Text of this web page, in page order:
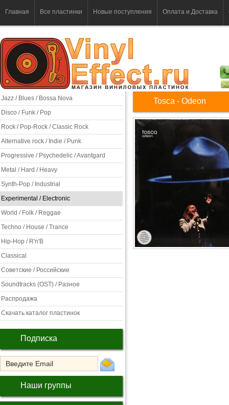
Главная Все пластинки Новые поступления Оплата и Доставка
Jazz / Blues / Bossa Nova
Disco / Funk / Pop
Rock / Pop-Rock / Classic Rock
Alternative rock / Indie / Punk
Progressive / Psychedelic / Avantgard
Metal / Hard / Heavy
Synth-Pop / Industrial
Experimental / Electronic
World / Folk / Reggae
Techno / House / Trance
Hip-Hop / R'n'B
Classical
Советские / Российские
Soundtracks (OST) / Разное
Распродажа
Скачать каталог пластинок
Подписка
Наши группы
Tosca - Odeon